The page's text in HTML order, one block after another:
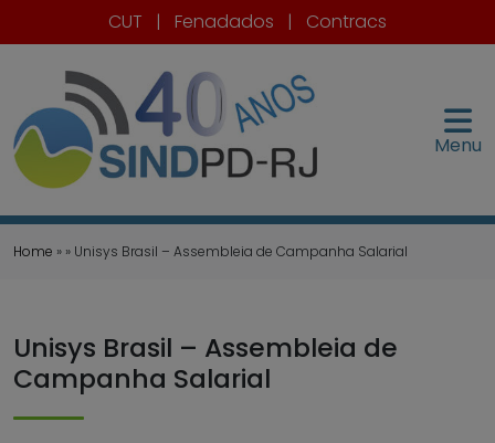
CUT | Fenadados | Contracs
Menu
Home » » Unisys Brasil – Assembleia de Campanha Salarial
Unisys Brasil – Assembleia de
Campanha Salarial